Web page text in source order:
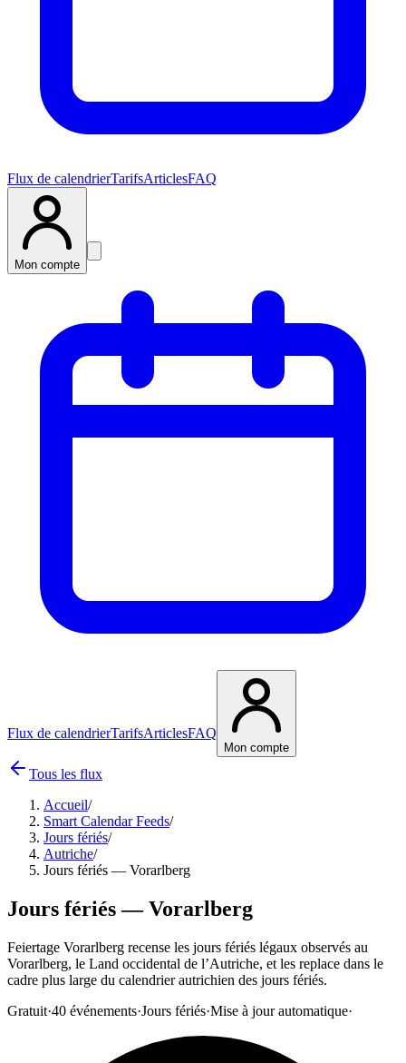
Flux de calendrierTarifsArticlesFAQ
Mon compte
Flux de calendrierTarifsArticlesFAQ
Mon compte
Tous les flux
Accueil/
Smart Calendar Feeds/
Jours fériés/
Autriche/
Jours fériés — Vorarlberg
Jours fériés — Vorarlberg
Feiertage Vorarlberg recense les jours fériés légaux observés au
Vorarlberg, le Land occidental de l’Autriche, et les replace dans le
cadre plus large du calendrier autrichien des jours fériés.
Gratuit·40 événements·Jours fériés·Mise à jour automatique·